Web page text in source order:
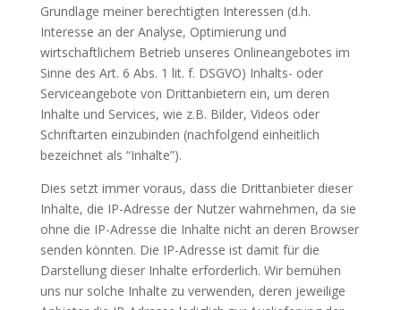
Grundlage meiner berechtigten Interessen (d.h.
Interesse an der Analyse, Optimierung und
wirtschaftlichem Betrieb unseres Onlineangebotes im
Sinne des Art. 6 Abs. 1 lit. f. DSGVO) Inhalts- oder
Serviceangebote von Drittanbietern ein, um deren
Inhalte und Services, wie z.B. Bilder, Videos oder
Schriftarten einzubinden (nachfolgend einheitlich
bezeichnet als “Inhalte”).
Dies setzt immer voraus, dass die Drittanbieter dieser
Inhalte, die IP-Adresse der Nutzer wahrnehmen, da sie
ohne die IP-Adresse die Inhalte nicht an deren Browser
senden könnten. Die IP-Adresse ist damit für die
Darstellung dieser Inhalte erforderlich. Wir bemühen
uns nur solche Inhalte zu verwenden, deren jeweilige